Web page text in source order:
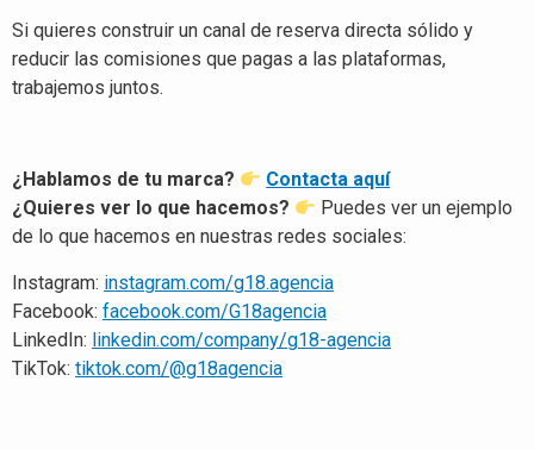
Si quieres construir un canal de reserva directa sólido y
reducir las comisiones que pagas a las plataformas,
trabajemos juntos.
¿Hablamos de tu marca?
Contacta aquí
¿Quieres ver lo que hacemos?
Puedes ver un ejemplo
de lo que hacemos en nuestras redes sociales:
Instagram: instagram.com/g18.agencia
Facebook: facebook.com/G18agencia
LinkedIn: linkedin.com/company/g18-agencia
TikTok: tiktok.com/@g18agencia